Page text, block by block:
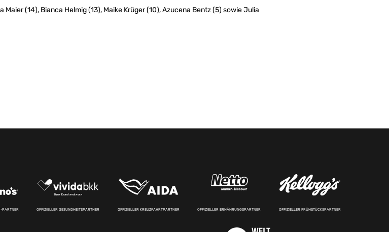
Maier (14), Bianca Helmig (13), Maike Krüger (10), Azucena Bentz (5) sowie Julia
PARTNER OFFIZIELLER GESUNDHEITSPARTNER OFFIZIELLER KREUZFAHRTPARTNER OFFIZIELLER ERNÄHRUNGSPARTNER OFFIZIELLER FRÜHSTÜCKSPARTNER